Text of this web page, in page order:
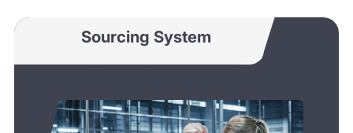
Sourcing System